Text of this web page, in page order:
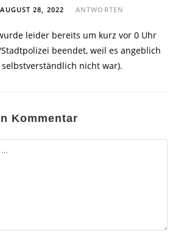
AUGUST 28, 2022 ANTWORTEN
leider bereits um kurz vor 0 Uhr
beendet, weil es angeblich
nicht war).
Kommentar